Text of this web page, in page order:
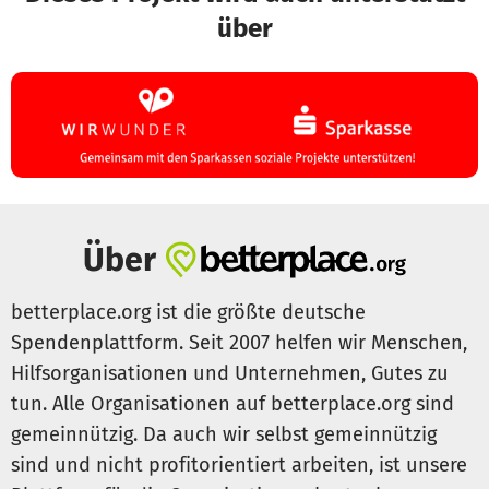
über
Über
betterplace.org ist die größte deutsche
Spendenplattform. Seit 2007 helfen wir Menschen,
Hilfsorganisationen und Unternehmen, Gutes zu
tun. Alle Organisationen auf betterplace.org sind
gemeinnützig. Da auch wir selbst gemeinnützig
sind und nicht profitorientiert arbeiten, ist unsere